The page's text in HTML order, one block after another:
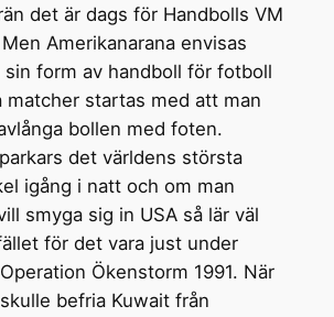
det är dags för Handbolls VM
Amerikanarana envisas
sin form av handboll för fotboll
matcher startas med att man
bollen med foten.
det världens största
igång i natt och om man
smyga sig in USA så lär väl
för det vara just under
Ökenstorm 1991. När
befria Kuwait från